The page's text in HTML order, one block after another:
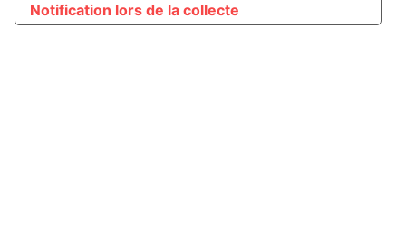
Notification lors de la collecte